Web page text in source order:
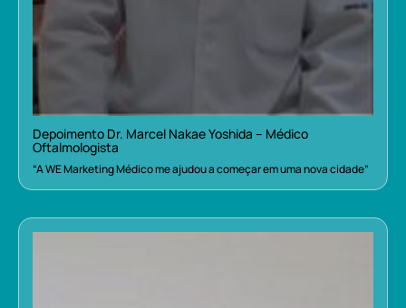
Depoimento Dr. Marcel Nakae Yoshida – Médico
Oftalmologista
“A WE Marketing Médico me ajudou a começar em uma nova cidade”